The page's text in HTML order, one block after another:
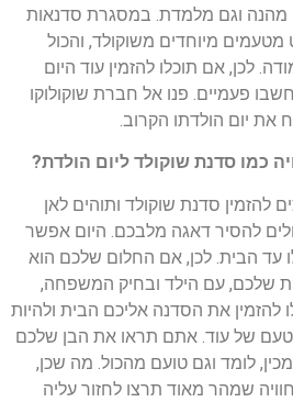
מהנה וגם מלמדת. במסגרת סדנאות
מיוחדים משוקולד, והכול
לכן, אם תוכלו להזמין עוד היום
פעמיים. פנו אל חברת שוקולוקו
את יום הולדתו הקרוב.
כמו סדנת שוקולד ליום הולדת?
סדנת שוקולד ותוהים לאן
להסיר דאגה מלבכם. היום אפשר
עד הבית. לכן, אם החלום שלכם הוא
שלכם, עם הילד ובחיק המשפחה,
להזמין את הסדנה אליכם הבית ולהיות
של עוד. אתם תראו את הבן שלכם
לומד וגם טועם מהכול. מה שכן,
שמהר מאוד תרצו לחזור עליה